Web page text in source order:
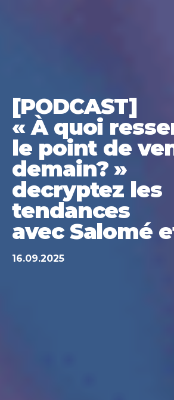
16.09.2025
[PODCAST]
« À quoi
le point de
demain? »
decryptez les
tendances
avec Salomé